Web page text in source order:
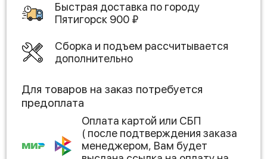
Быстрая доставка по городу
Пятигорск 900 ₽
Сборка и подъем рассчитывается
дополнительно
Для товаров на заказ потребуется
предоплата
Оплата картой или СБП
( после подтверждения заказа
менеджером, Вам будет